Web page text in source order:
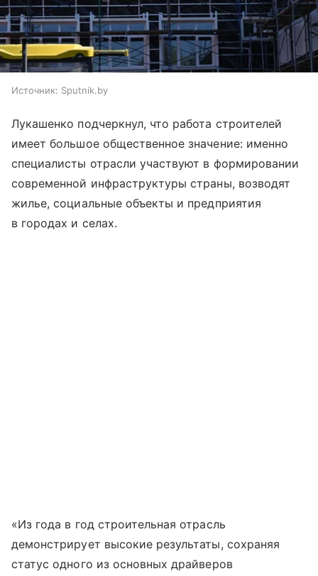
Источник: Sputnik.by
Лукашенко подчеркнул, что работа строителей
имеет большое общественное значение: именно
специалисты отрасли участвуют в формировании
современной инфраструктуры страны, возводят
жилье, социальные объекты и предприятия
в городах и селах.
«Из года в год строительная отрасль
демонстрирует высокие результаты, сохраняя
статус одного из основных драйверов